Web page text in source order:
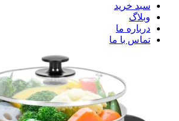
سبد خرید
وبلاگ
درباره ما
تماس با ما